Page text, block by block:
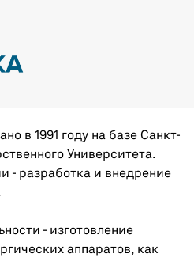
в 1991 году на базе Санкт-
Университета.
- разработка и внедрение
- изготовление
аппаратов, как